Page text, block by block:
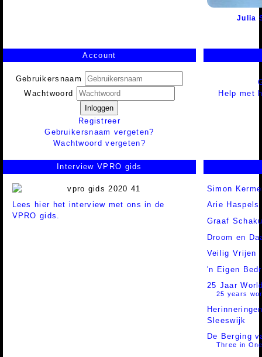
Julia
Account
Gebruikersnaam
Wachtwoord
Inloggen
Registreer
Gebruikersnaam vergeten?
Wachtwoord vergeten?
Help met
Interview VPRO gids
Lees hier het interview met ons in de
VPRO gids.
Simon
Arie Haspels
Graaf
Droom en
Veilig Vrijen
'n Eigen
25 Jaar
25 years
Sleeswijk
De Berging
Three in